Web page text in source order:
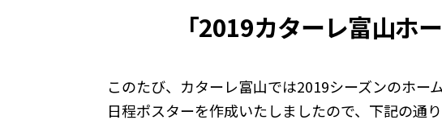
「2019カターレ富山ホ
このたび、カターレ富山では2019シーズンのホ
日程ポスターを作成いたしましたので、下記の通